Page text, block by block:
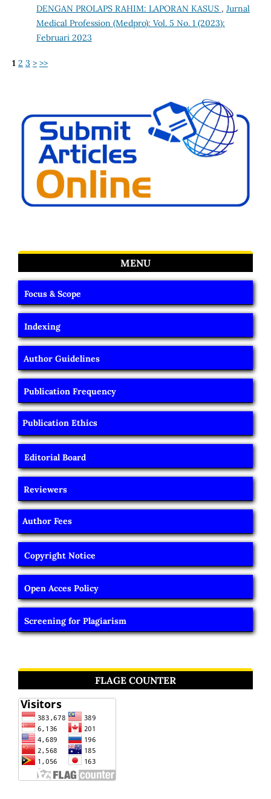
DENGAN PROLAPS RAHIM: LAPORAN KASUS , Jurnal
Medical Profession (Medpro): Vol. 5 No. 1 (2023):
Februari 2023
1 2 3 > >>
MENU
Focus & Scope
Indexing
Author Guidelines
Publication Frequency
Publication Ethics
Editorial Board
Reviewers
Author Fees
Copyright Notice
Open Acces Policy
Screening for Plagiarism
FLAGE COUNTER